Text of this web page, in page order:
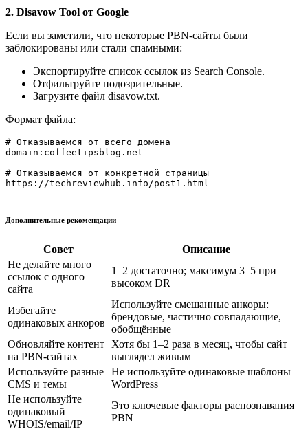
2. Disavow Tool от Google
Если вы заметили, что некоторые PBN-сайты были
заблокированы или стали спамными:
Экспортируйте список ссылок из Search Console.
Отфильтруйте подозрительные.
Загрузите файл disavow.txt.
Формат файла:
# Отказываемся от всего домена
domain:coffeetipsblog.net
# Отказываемся от конкретной страницы
https://techreviewhub.info/post1.html
Дополнительные рекомендации
Совет
Описание
Не делайте много
ссылок с одного
сайта
1–2 достаточно; максимум 3–5 при
высоком DR
Избегайте
одинаковых анкоров
Используйте смешанные анкоры:
брендовые, частично совпадающие,
обобщённые
Обновляйте контент
на PBN-сайтах
Хотя бы 1–2 раза в месяц, чтобы сайт
выглядел живым
Используйте разные
CMS и темы
Не используйте одинаковые шаблоны
WordPress
Не используйте
одинаковый
WHOIS/email/IP
Это ключевые факторы распознавания
PBN